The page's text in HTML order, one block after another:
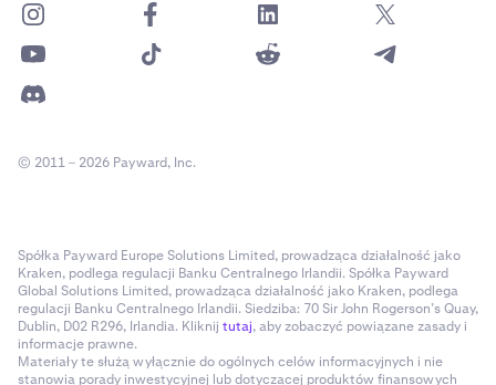
© 2011 – 2026 Payward, Inc.
Spółka Payward Europe Solutions Limited, prowadząca działalność jako
Kraken, podlega regulacji Banku Centralnego Irlandii. Spółka Payward
Global Solutions Limited, prowadząca działalność jako Kraken, podlega
regulacji Banku Centralnego Irlandii. Siedziba: 70 Sir John Rogerson’s Quay,
Dublin, D02 R296, Irlandia. Kliknij tutaj, aby zobaczyć powiązane zasady i
informacje prawne.
Materiały te służą wyłącznie do ogólnych celów informacyjnych i nie
stanowią porady inwestycyjnej lub dotyczącej produktów finansowych